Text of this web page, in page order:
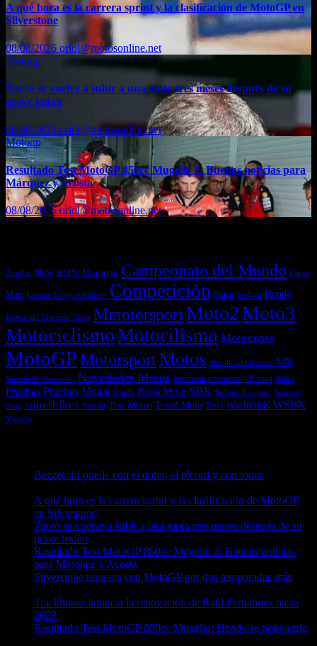
A qué hora es la carrera sprint y la clasificación de MotoGP en
Silverstone
08/08/2026 oriol@motosonline.net
Motogp
Zarco se vuelve a subir a una moto tres meses después de su
grave lesión
08/08/2026 oriol@motosonline.net
Motogp
Resultado Test MotoGP 850cc Mugello 2: Buenas noticias para
Márquez y Acosta
08/08/2026oriol@motosonline.net
Acerbis BMW BMW Motorrad Campeonato del Mundo Casco
Moto Cascos Chaquetas Moto Competición Dakar Enduro Honda
Kawasaki Mercado Moto MmotorsportMoto2Moto3
MotociclismoMotocilismo Motocross
MotoGPMotorsportMotos Movilidad Eléctrica MX
Novedades Kawasaki Novedades Motos Novedades Scooters off-road Polini
Pruebas Pruebas Motos Raids Ropa Moto SBK Scooter Eléctrico Scooters
Shad superbikes Suzuki Test Motos Textil Moto Trial WorldSBK WSBK
Yamaha
Bezzecchi puede con el dolor, el récord y con todos
A qué hora es la carrera sprint y la clasificación de MotoGP
en Silverstone
Zarco se vuelve a subir a una moto tres meses después de su
grave lesión
Resultado Test MotoGP 850cc Mugello 2: Buenas noticias
para Márquez y Acosta
Silverstone renueva con MotoGP por dos temporadas más
Trackhouse anuncia la renovación de Raúl Fernández hasta
2028
Resultado Test MotoGP 850cc Mugello: Honda se pone seria